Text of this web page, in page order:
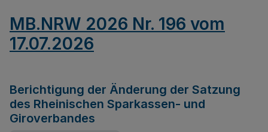
MB.NRW 2026 Nr. 196 vom
17.07.2026
Berichtigung der Änderung der Satzung
des Rheinischen Sparkassen- und
Giroverbandes